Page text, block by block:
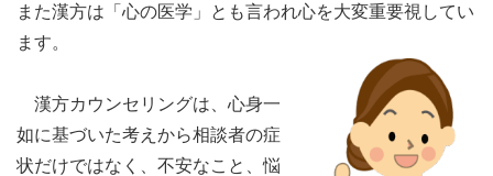
また漢方は「心の医学」とも言われ心を大変重要視してい
ます。
漢方カウンセリングは、心身一
如に基づいた考えから相談者の症
状だけではなく、不安なこと、悩